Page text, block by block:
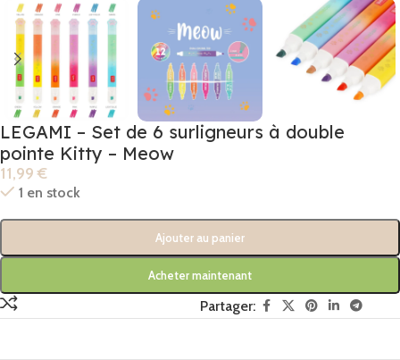
LEGAMI – Set de 6 surligneurs à double
pointe Kitty – Meow
11,99€
1 en stock
Ajouter au panier
Acheter maintenant
Partager: